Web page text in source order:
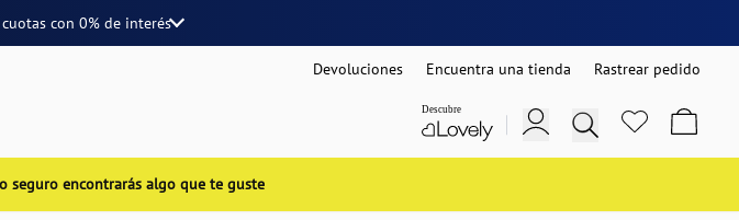
con 0% de interés
Devoluciones Encuentra una tienda Rastrear pedido
seguro encontrarás algo que te guste